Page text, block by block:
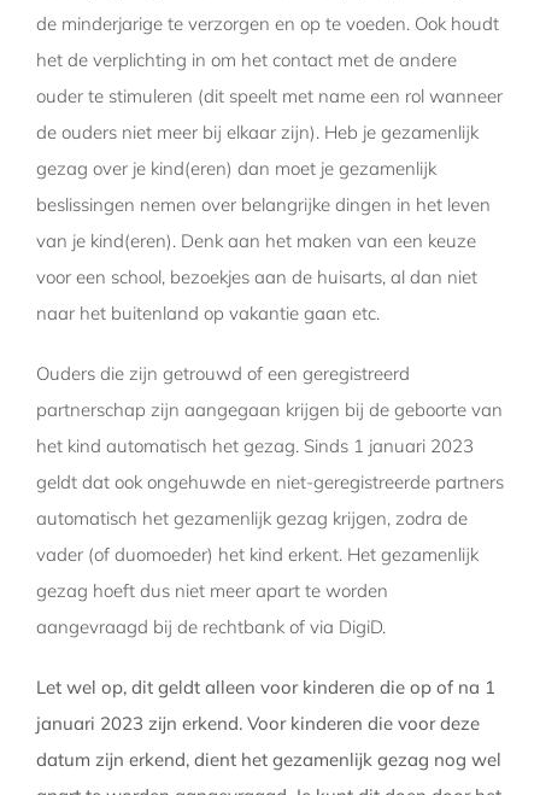
de minderjarige te verzorgen en op te voeden. Ook houdt
het de verplichting in om het contact met de andere
ouder te stimuleren (dit speelt met name een rol wanneer
de ouders niet meer bij elkaar zijn). Heb je gezamenlijk
gezag over je kind(eren) dan moet je gezamenlijk
beslissingen nemen over belangrijke dingen in het leven
van je kind(eren). Denk aan het maken van een keuze
voor een school, bezoekjes aan de huisarts, al dan niet
naar het buitenland op vakantie gaan etc.
Ouders die zijn getrouwd of een geregistreerd
partnerschap zijn aangegaan krijgen bij de geboorte van
het kind automatisch het gezag. Sinds 1 januari 2023
geldt dat ook ongehuwde en niet-geregistreerde partners
automatisch het gezamenlijk gezag krijgen, zodra de
vader (of duomoeder) het kind erkent. Het gezamenlijk
gezag hoeft dus niet meer apart te worden
aangevraagd bij de rechtbank of via DigiD.
Let wel op, dit geldt alleen voor kinderen die op of na 1
januari 2023 zijn erkend. Voor kinderen die voor deze
datum zijn erkend, dient het gezamenlijk gezag nog wel